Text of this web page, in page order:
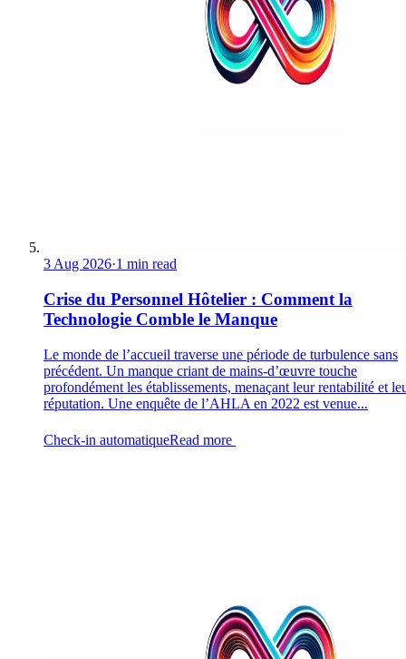
3 Aug 2026·1 min read
Crise du Personnel Hôtelier : Comment la
Technologie Comble le Manque
Le monde de l’accueil traverse une période de turbulence sans
précédent. Un manque criant de mains-d’œuvre touche
profondément les établissements, menaçant leur rentabilité et
réputation. Une enquête de l’AHLA en 2022 est venue...
Check-in automatiqueRead more